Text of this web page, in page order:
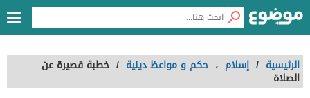
الرئيسية / إسلام ، حكم و مواعظ دينية / خطبة قصيرة عن
الصلاة